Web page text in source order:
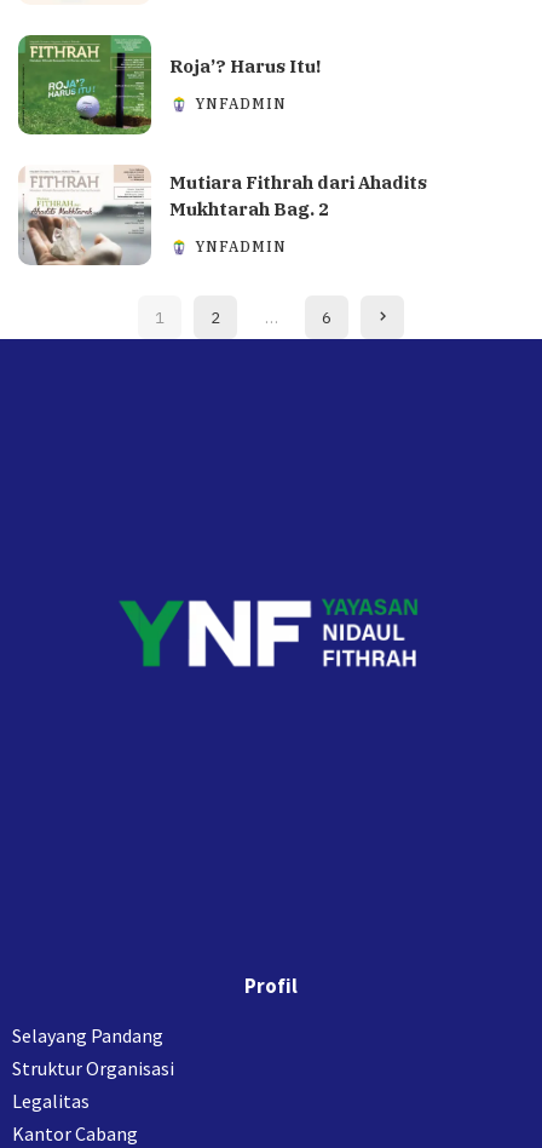
Roja’? Harus Itu!
YNFADMIN
Mutiara Fithrah dari Ahadits
Mukhtarah Bag. 2
YNFADMIN
1 2 … 6
Profil
Selayang Pandang
Struktur Organisasi
Legalitas
Kantor Cabang